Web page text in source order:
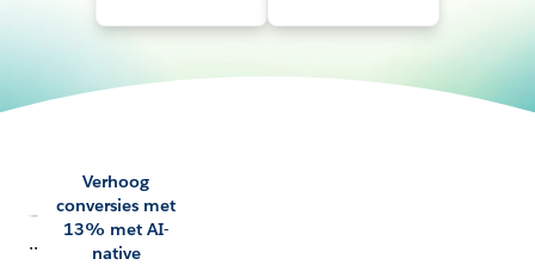
..
Verhoog
conversies met
13% met AI-
native